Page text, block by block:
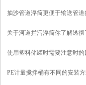
抽沙管道浮筒更便于输送管道
关于河道拦污浮筒你了解透彻
使用塑料储罐时需要注意时的
PE计量搅拌桶有不同的安装